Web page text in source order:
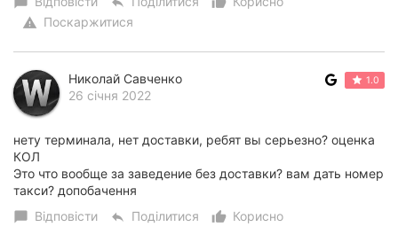
warning Поскаржитися
Николай Савченко
26 січня 2022
1.0
нету терминала, нет доставки, ребят вы серьезно? оценка
КОЛ
Это что вообще за заведение без доставки? вам дать номер
такси? допобачення
chat_bubble Відповісти reply Поділитися thumb_up_alt
Корисно